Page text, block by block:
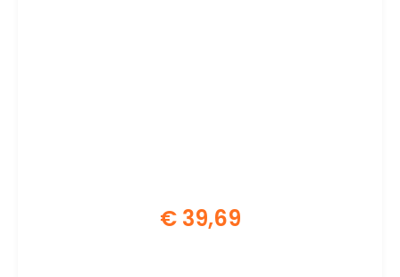
€39,69